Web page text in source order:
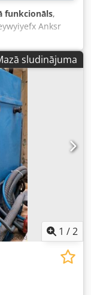
funkcionāls,
Anksr
sludinājuma
1 /2